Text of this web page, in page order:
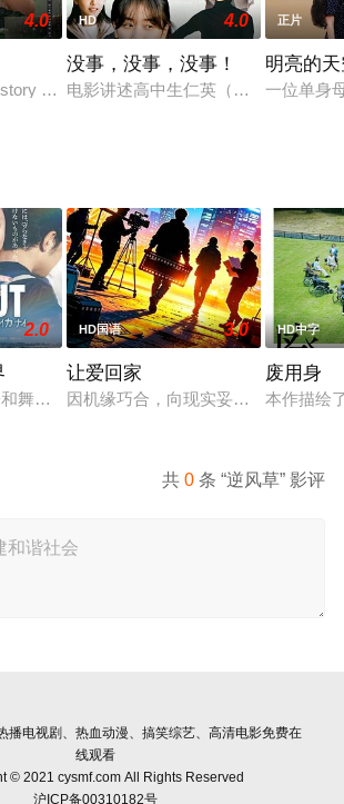
4.0
of teenagers who deliberately injec
HD 4.0
没事，没事，没事！
电影讲述高中生仁英（李来饰）因交
正片
明亮的
一位单身
2.0
舞蹈融入生活的冲绳。与母亲朱音、妹妹
HD国语 3.0
让爱回家
因机缘巧合，向现实妥协的导演朱达
HD中字
废用身
本作描绘
共0 条 “逆风草” 影评
播电视剧、热血动漫、搞笑综艺、高清电影免费在
线观看
© 2021 cysmf.com All Rights Reserved
沪ICP备00310182号